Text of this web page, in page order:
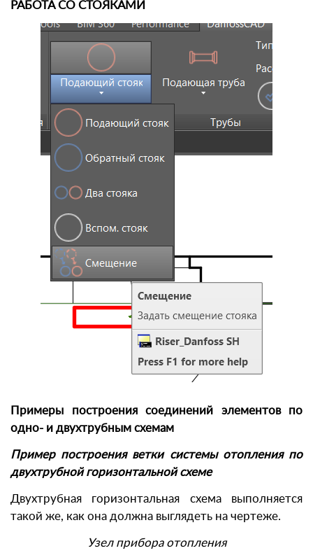
РАБОТА СО СТОЯКАМИ
Примеры построения соединений элементов по
одно- и двухтрубным схемам
Пример построения ветки системы отопления по
двухтрубной горизонтальной схеме
Двухтрубная горизонтальная схема выполняется
такой же, как она должна выглядеть на чертеже.
Узел прибора отопления